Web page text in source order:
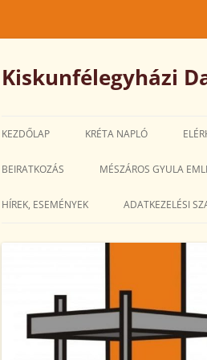
Kilépés
tartalomba
Kiskunfélegyházi
KEZDŐLAP KRÉTA NAPLÓ
BEIRATKOZÁS MÉSZÁROS GYULA
HÍREK, ESEMÉNYEK
2024. DECEMBER
ADATKEZELÉSI